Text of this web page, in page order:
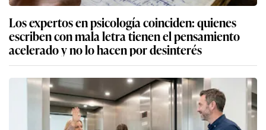
Los expertos en psicología coinciden: quienes
escriben con mala letra tienen el pensamiento
acelerado y no lo hacen por desinterés